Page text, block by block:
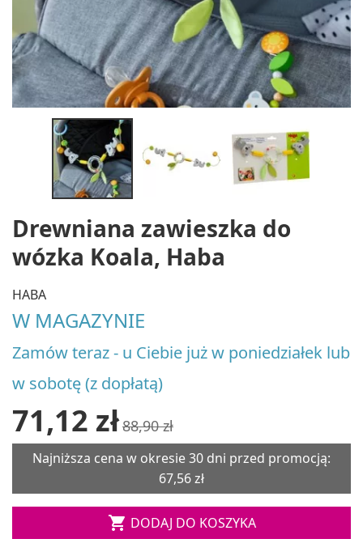
Drewniana zawieszka do
wózka Koala, Haba
HABA
W MAGAZYNIE
Zamów teraz - u Ciebie już w poniedziałek lub
w sobotę (z dopłatą)
71,12 zł88,90 zł
Najniższa cena w okresie 30 dni przed promocją:
67,56 zł
 DODAJ DO KOSZYKA